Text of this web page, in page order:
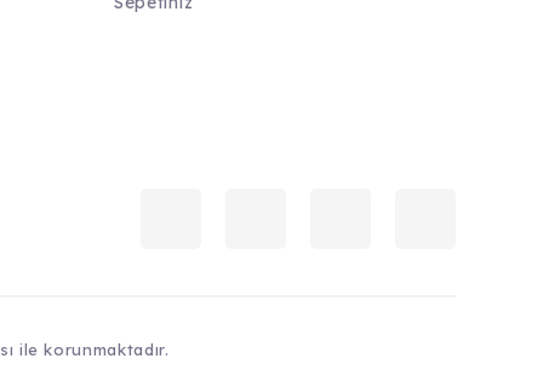
ile korunmaktadır.